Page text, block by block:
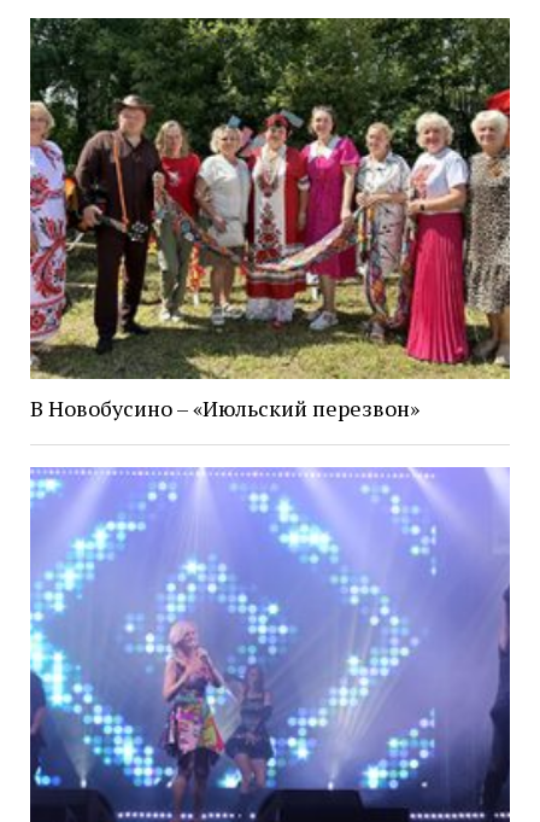
В Новобусино – «Июльский перезвон»